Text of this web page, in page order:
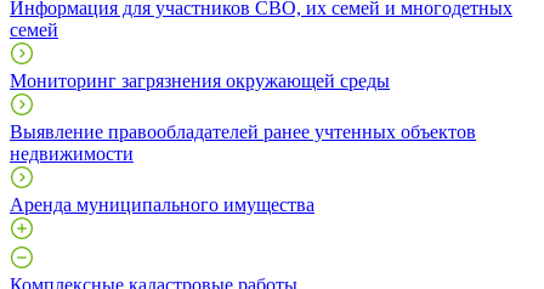
Информация для участников СВО, их семей и многодетных
семей
Мониторинг загрязнения окружающей среды
Выявление правообладателей ранее учтенных объектов
недвижимости
Аренда муниципального имущества
Комплексные кадастровые работы